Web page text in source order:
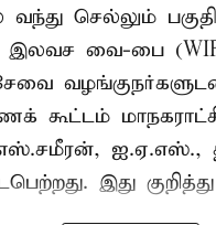
வந்து செல்லும்
இலவச வை-பை
கூட்டம்
இது குறித்து